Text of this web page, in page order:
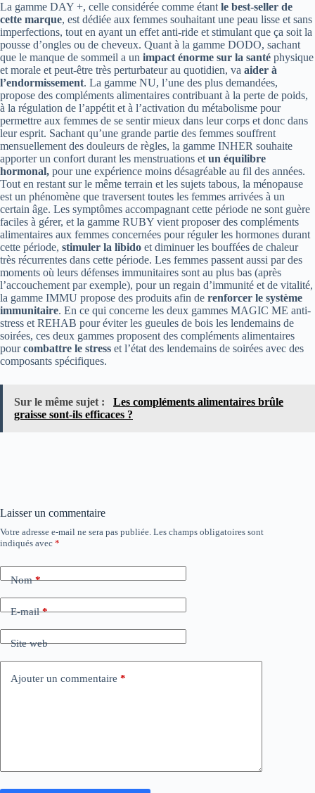
La gamme DAY +, celle considérée comme étant le best-seller de
cette marque, est dédiée aux femmes souhaitant une peau lisse et sans
imperfections, tout en ayant un effet anti-ride et stimulant que ça soit la
pousse d’ongles ou de cheveux. Quant à la gamme DODO, sachant
que le manque de sommeil a un impact énorme sur la santé physique
et morale et peut-être très perturbateur au quotidien, va aider à
l’endormissement. La gamme NU, l’une des plus demandées,
propose des compléments alimentaires contribuant à la perte de poids,
à la régulation de l’appétit et à l’activation du métabolisme pour
permettre aux femmes de se sentir mieux dans leur corps et donc dans
leur esprit. Sachant qu’une grande partie des femmes souffrent
mensuellement des douleurs de règles, la gamme INHER souhaite
apporter un confort durant les menstruations et un équilibre
hormonal, pour une expérience moins désagréable au fil des années.
Tout en restant sur le même terrain et les sujets tabous, la ménopause
est un phénomène que traversent toutes les femmes arrivées à un
certain âge. Les symptômes accompagnant cette période ne sont guère
faciles à gérer, et la gamme RUBY vient proposer des compléments
alimentaires aux femmes concernées pour réguler les hormones durant
cette période, stimuler la libido et diminuer les bouffées de chaleur
très récurrentes dans cette période. Les femmes passent aussi par des
moments où leurs défenses immunitaires sont au plus bas (après
l’accouchement par exemple), pour un regain d’immunité et de vitalité,
la gamme IMMU propose des produits afin de renforcer le système
immunitaire. En ce qui concerne les deux gammes MAGIC ME anti-
stress et REHAB pour éviter les gueules de bois les lendemains de
soirées, ces deux gammes proposent des compléments alimentaires
pourcombattre le stress et l’état des lendemains de soirées avec des
composants spécifiques.
Sur le même sujet :
Les compléments alimentaires brûle
graisse sont-ils efficaces ?
Laisser un commentaire
Votre adresse e-mail ne sera pas publiée. Les champs obligatoires sont
indiqués avec *
Nom*
E-mail*
Site web
Ajouter un commentaire *